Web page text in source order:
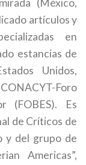
(México,
artículos y
en
estancias de
Unidos,
Foro
(FOBES). Es
de Críticos de
y del grupo de
Americas”,